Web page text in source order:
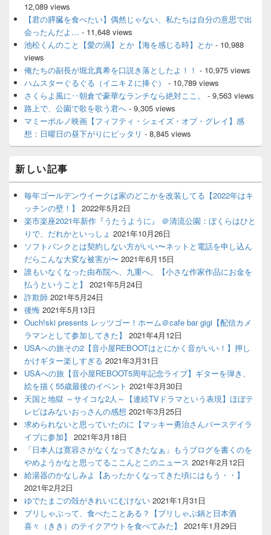
12,089 views
【君の膵臓を食べたい】偶然じゃない、私たちは自分の意思で出
会ったんだよ… - 11,648 views
池松くんのこと【愛の渦】とか【海を感じる時】とか - 10,988
views
俺たちの副長が堀北真希を口説き落としたよ！！ - 10,975 views
ハムスターぐるぐる（イニキＺに捧ぐ）
- 10,789 views
さくらよ風に‥朝倉で豪華なランチなら絶対ここ。
- 9,563 views
路上で、公園で歌を歌う君へ - 9,305 views
マミーポルノ映画【フィフティ・シェイズ・オブ・グレイ】感
想：日曜日の昼下がりにピッタリ - 8,845 views
新しい記事
毎年ゴールデンウイークは家のどこかを改装してる【2022年はキ
ッチンの壁！】
2022年5月2日
楽市楽座2021年新作『うたうように』 ＠清流公園：ぼくらはひと
りで、だれかといっしょ 2021年10月26日
ソフトバンクとは契約しない方がいい〜ネットと電話を申し込ん
だらこんな大変な被害が〜 2021年6月15日
誰もいなくなった由布院へ、九重へ。【小さな作家作品にお金を
払うということ】
2021年5月24日
詐欺師 2021年5月24日
後悔 2021年5月13日
Ouch!ski presents レッツゴー！ホーム＠cafe bar gigi【配信カメ
ラマンとして参加してきた】
2021年4月12日
USAへの旅その2【音小屋REBOOTはとにかく音がいい！】押し
かけギター楽しすぎる 2021年3月31日
USAへの旅【音小屋REBOOT5周年記念ライブ】ギターを弾き、
絵を描く55歳最後のイベント 2021年3月30日
天国と地獄 ～サイコな2人～【連続TVドラマという表現】ほぼテ
レビはみないおっさんの感想 2021年3月25日
求められないと思っていたのに【マッキー勇治さんバースデイラ
イブに参加】
2021年3月18日
「日本人は寛容さがなくなってきたなぁ」もうブログを書くのを
やめようかなと思ってるここんとこのニュース 2021年2月12日
給湯器のかなしみよ【あったかくなってきた頃にはもう・・】
2021年2月2日
ゆでたまごの殻がきれいにむけない 2021年1月31日
ブリしゃぶって、食べたことある？【ブリしゃぶ鍋と日本酒
喜々（きき）のテイクアウトを食べてみた】
2021年1月29日